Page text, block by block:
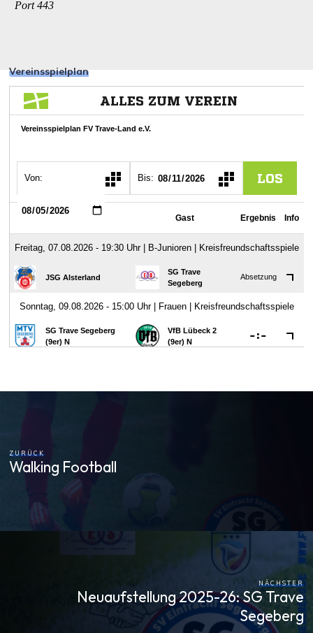
Vereinsspielplan
ZURÜCK
Walking Football
NÄCHSTER
Neuaufstellung 2025-26: SG Trave
Segeberg